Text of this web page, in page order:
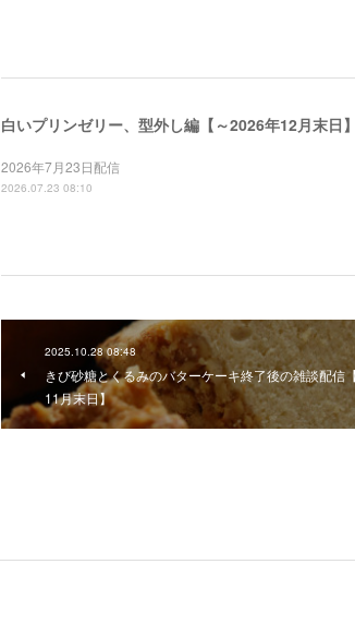
白いプリンゼリー、型外し編【～2026年12月末日】
2026年7月23日配信
2026.07.23 08:10
2025.10.28 08:48
きび砂糖とくるみのバターケーキ終了後の雑談配信
11月末日】